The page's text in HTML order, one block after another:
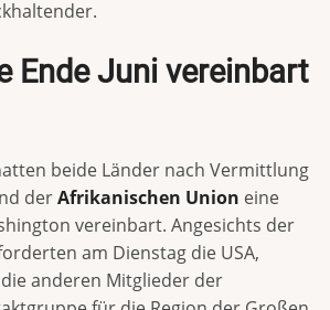
Ende Juni vereinbart
beide Länder nach Vermittlung
derAfrikanischen Union eine
vereinbart. Angesichts der
am Dienstag die USA,
anderen Mitglieder der